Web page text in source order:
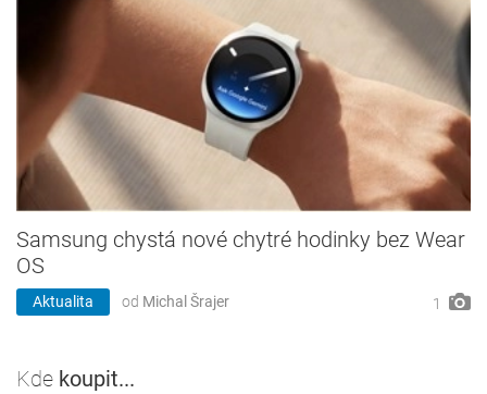
Samsung chystá nové chytré hodinky bez Wear
OS
Aktualita od Michal Šrajer 1
Kde koupit...